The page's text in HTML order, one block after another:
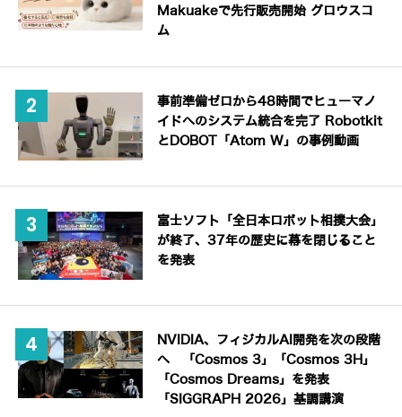
Makuakeで先行販売開始 グロウスコ
ム
事前準備ゼロから48時間でヒューマノ
イドへのシステム統合を完了 Robotkit
とDOBOT「Atom W」の事例動画
富士ソフト「全日本ロボット相撲大会」
が終了、37年の歴史に幕を閉じること
を発表
NVIDIA、フィジカルAI開発を次の段階
へ 「Cosmos 3」「Cosmos 3H」
「Cosmos Dreams」を発表
「SIGGRAPH 2026」基調講演